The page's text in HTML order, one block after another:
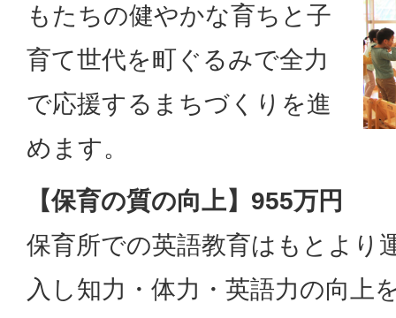
もたちの健やかな育ちと子
育て世代を町ぐるみで全力
で応援するまちづくりを進
めます。
【保育の質の向上】955万円
保育所での英語教育はもとより
入し知力・体力・英語力の向上